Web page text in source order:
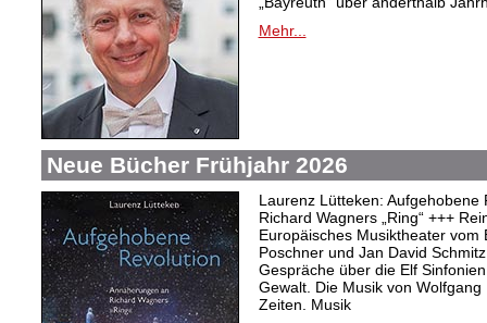
Mehr...
Neue Bücher Frühjahr 2026
Laurenz Lütteken: Aufgehobene
Richard Wagners „Ring“ +++
Europäisches Musiktheater vom
Poschner und Jan David
Gespräche über die Elf
Gewalt. Die Musik von
Zeiten. Musik